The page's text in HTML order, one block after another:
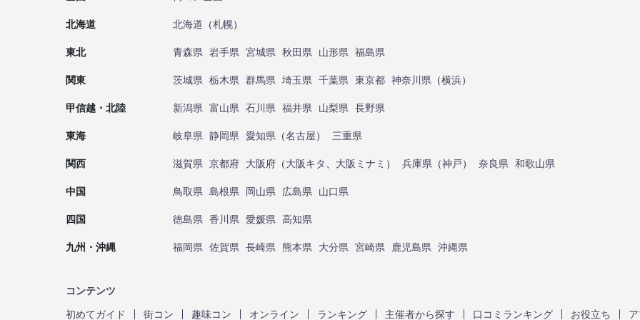
北海道 北海道 （札幌）
東北 青森県 岩手県 宮城県 秋田県 山形県 福島県
関東 茨城県 栃木県 群馬県 埼玉県 千葉県 東京都 神奈川県 （横浜）
甲信越・北陸 新潟県 富山県 石川県 福井県 山梨県 長野県
東海 岐阜県 静岡県 愛知県 （名古屋） 三重県
関西 滋賀県 京都府 大阪府 （大阪キタ 大阪ミナミ ） 兵庫県 （神戸） 奈良県 和歌山県
中国 鳥取県 島根県 岡山県 広島県 山口県
四国 徳島県 香川県 愛媛県 高知県
九州・沖縄 福岡県 佐賀県 長崎県 熊本県 大分県 宮崎県 鹿児島県 沖縄県
コンテンツ
初めてガイド
街コン 趣味コン オンライン ランキング 主催者から探す 口コミランキング お役立ち